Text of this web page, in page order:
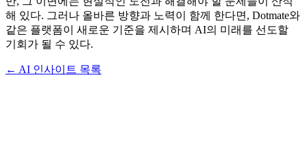
해 있다. 그러나 올바른 방향과 노력이 함께 한다면, Dotmate와
같은 플랫폼이 새로운 기준을 제시하며 AI의 미래를 선도할
기회가 될 수 있다.
← AI 인사이트 목록